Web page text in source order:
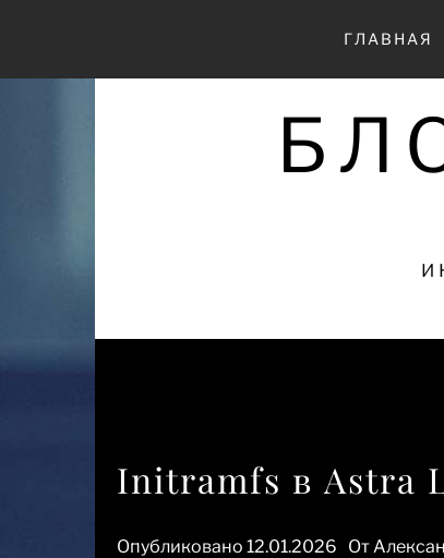
ГЛАВНАЯ
Initramfs в Astra
Опубликовано 12.01.2026 От